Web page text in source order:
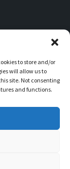
to store and/or
will allow us to
site. Not consenting
and functions.
mit